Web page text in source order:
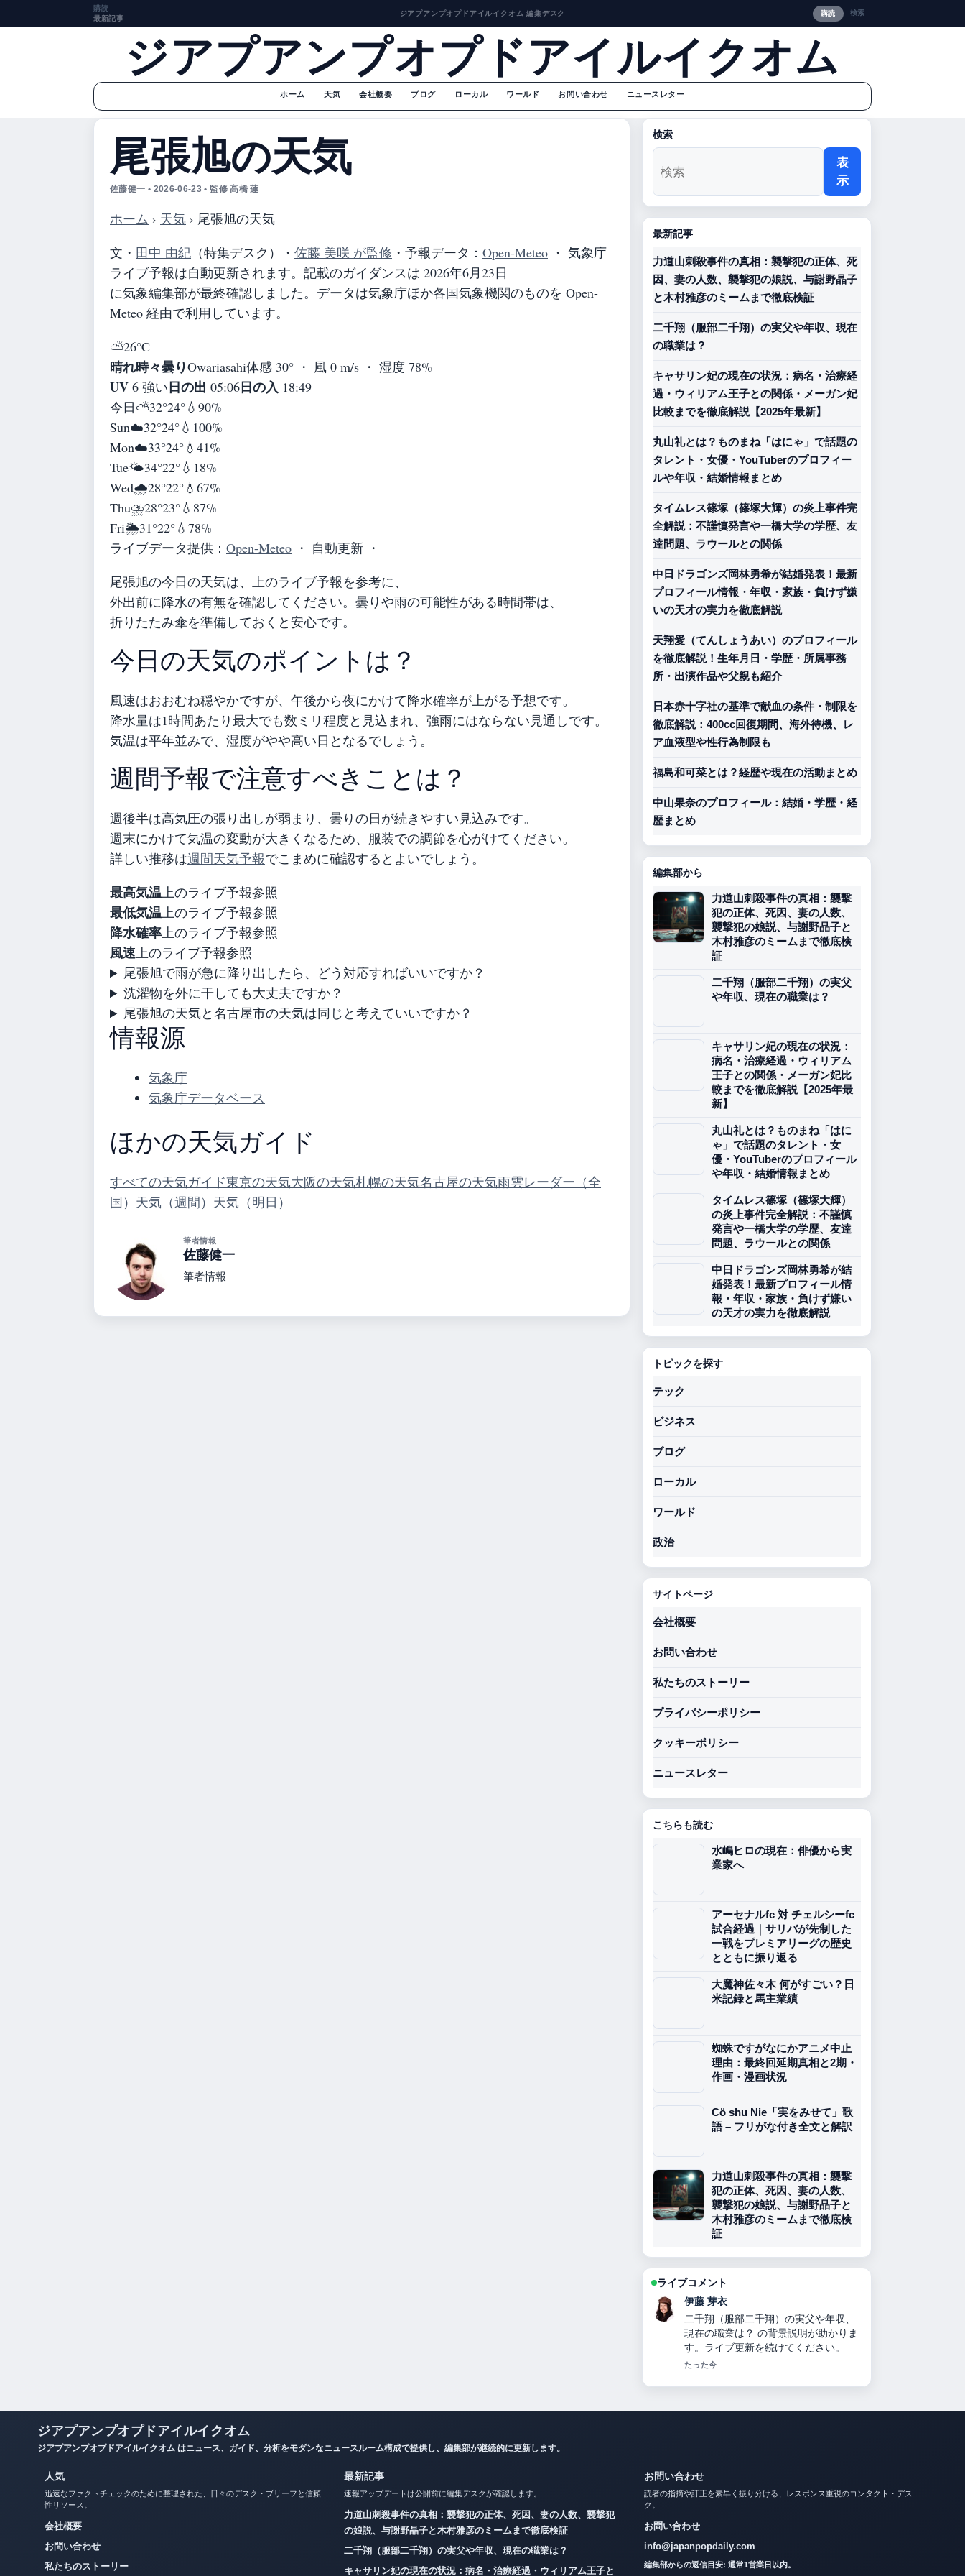
購読
最新記事
ジアプアンプオプドアイルイクオム 編集デスク 購読 検索
ジアプアンプオプドアイルイクオム
ホーム 天気 会社概要 ブログ ローカル ワールド お問い合わせ ニュースレター
尾張旭の天気
佐藤健一 • 2026-06-23 • 監修 高橋 蓮
ホーム › 天気 › 尾張旭の天気
文・ 田中 由紀 （特集デスク） ・ 佐藤 美咲 が監修 ・ 予報データ： Open-Meteo ・ 気象庁
ライブ予報は自動更新されます。記載のガイダンスは 2026年6月23日
に気象編集部が最終確認しました。データは気象庁ほか各国気象機関のものを Open-
Meteo 経由で利用しています。
⛅26°C
晴れ時々曇りOwariasahi体感 30° ・ 風 0 m/s ・ 湿度 78%
UV 6 強い日の出 05:06日の入 18:49
今日⛅32°24°💧90%
Sun☁️32°24°💧100%
Mon☁️33°24°💧41%
Tue🌤️34°22°💧18%
Wed🌧️28°22°💧67%
Thu⛈️28°23°💧87%
Fri🌦️31°22°💧78%
ライブデータ提供： Open-Meteo ・ 自動更新 ・
尾張旭の今日の天気は、上のライブ予報を参考に、
外出前に降水の有無を確認してください。曇りや雨の可能性がある時間帯は、
折りたたみ傘を準備しておくと安心です。
今日の天気のポイントは？
風速はおおむね穏やかですが、午後から夜にかけて降水確率が上がる予想です。
降水量は1時間あたり最大でも数ミリ程度と見込まれ、強雨にはならない見通しです。
気温は平年並みで、湿度がやや高い日となるでしょう。
週間予報で注意すべきことは？
週後半は高気圧の張り出しが弱まり、曇りの日が続きやすい見込みです。
週末にかけて気温の変動が大きくなるため、服装での調節を心がけてください。
詳しい推移は週間天気予報でこまめに確認するとよいでしょう。
最高気温上のライブ予報参照
最低気温上のライブ予報参照
降水確率上のライブ予報参照
風速上のライブ予報参照
尾張旭で雨が急に降り出したら、どう対応すればいいですか？
洗濯物を外に干しても大丈夫ですか？
尾張旭の天気と名古屋市の天気は同じと考えていいですか？
情報源
気象庁
気象庁データベース
ほかの天気ガイド
すべての天気ガイド東京の天気大阪の天気札幌の天気名古屋の天気雨雲レーダー（全
国） 天気（週間） 天気（明日）
筆者情報
佐藤健一
筆者情報
検索
表
示
最新記事
力道山刺殺事件の真相：襲撃犯の正体、死
因、妻の人数、襲撃犯の娘説、与謝野晶子
と木村雅彦のミームまで徹底検証
二千翔（服部二千翔）の実父や年収、現在
の職業は？
キャサリン妃の現在の状況：病名・治療経
過・ウィリアム王子との関係・メーガン妃
比較までを徹底解説【2025年最新】
丸山礼とは？ものまね「はにゃ」で話題の
タレント・女優・YouTuberのプロフィー
ルや年収・結婚情報まとめ
タイムレス篠塚（篠塚大輝）の炎上事件完
全解説：不謹慎発言や一橋大学の学歴、友
達問題、ラウールとの関係
中日ドラゴンズ岡林勇希が結婚発表！最新
プロフィール情報・年収・家族・負けず嫌
いの天才の実力を徹底解説
天翔愛（てんしょうあい）のプロフィール
を徹底解説！生年月日・学歴・所属事務
所・出演作品や父親も紹介
日本赤十字社の基準で献血の条件・制限を
徹底解説：400cc回復期間、海外待機、レ
ア血液型や性行為制限も
福島和可菜とは？経歴や現在の活動まとめ
中山果奈のプロフィール：結婚・学歴・経
歴まとめ
編集部から
力道山刺殺事件の真相：襲撃
犯の正体、死因、妻の人数、
襲撃犯の娘説、与謝野晶子と
木村雅彦のミームまで徹底検
証
二千翔（服部二千翔）の実父
や年収、現在の職業は？
キャサリン妃の現在の状況：
病名・治療経過・ウィリアム
王子との関係・メーガン妃比
較までを徹底解説【2025年最
新】
丸山礼とは？ものまね「はに
ゃ」で話題のタレント・女
優・YouTuberのプロフィール
や年収・結婚情報まとめ
タイムレス篠塚（篠塚大輝）
の炎上事件完全解説：不謹慎
発言や一橋大学の学歴、友達
問題、ラウールとの関係
中日ドラゴンズ岡林勇希が結
婚発表！最新プロフィール情
報・年収・家族・負けず嫌い
の天才の実力を徹底解説
トピックを探す
テック
ビジネス
ブログ
ローカル
ワールド
政治
サイトページ
会社概要
お問い合わせ
私たちのストーリー
プライバシーポリシー
クッキーポリシー
ニュースレター
こちらも読む
水嶋ヒロの現在：俳優から実
業家へ
アーセナルfc 対 チェルシーfc
試合経過｜サリバが先制した
一戦をプレミアリーグの歴史
とともに振り返る
大魔神佐々木 何がすごい？日
米記録と馬主業績
蜘蛛ですがなにかアニメ中止
理由：最終回延期真相と2期・
作画・漫画状況
Cö shu Nie「実をみせて」歌
語 – フリがな付き全文と解訳
力道山刺殺事件の真相：襲撃
犯の正体、死因、妻の人数、
襲撃犯の娘説、与謝野晶子と
木村雅彦のミームまで徹底検
証
ライブコメント
鈴木 蒼
キャサリン妃の現在の状況：病名・治
療経過・ウィリアム王子との関係・メ
ーガン妃比較までを徹底解説【2025年
最新】 の報道は丁寧で、流れを追いや
ジアプアンプオプドアイルイクオム
ジアプアンプオプドアイルイクオム はニュース、ガイド、分析をモダンなニュースルーム構成で提供し、編集部が継続的に更新します。
人気
性リソース。
会社概要
お問い合わせ
最新記事
速報アップデートは公開前に編集デスクが確認します。
力道山刺殺事件の真相：襲撃犯の正体、死因、妻の人数、襲撃犯
の娘説、与謝野晶子と木村雅彦のミームまで徹底検証
お問い合わせ
ク。
お問い合わせ
info@japanpopdaily.com